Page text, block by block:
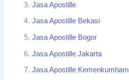
Jasa Apostille
Jasa Apostille Bekasi
Jasa Apostille Bogor
Jasa Apostille Jakarta
Jasa Apostille Kemenkumham